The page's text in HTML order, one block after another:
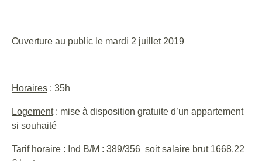
Ouverture au public le mardi 2 juillet 2019
Horaires : 35h
Logement: mise à disposition gratuite d’un appartement
si souhaité
Tarif horaire : Ind B/M : 389/356 soit salaire brut 1668,22